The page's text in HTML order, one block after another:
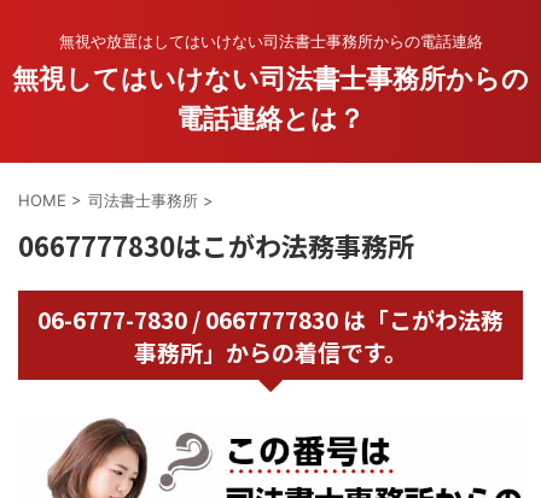
無視や放置はしてはいけない司法書士事務所からの電話連絡
無視してはいけない司法書士事務所からの
電話連絡とは？
HOME > 司法書士事務所 >
0667777830はこがわ法務事務所
06-6777-7830 / 0667777830 は「こがわ法務
事務所」からの着信です。